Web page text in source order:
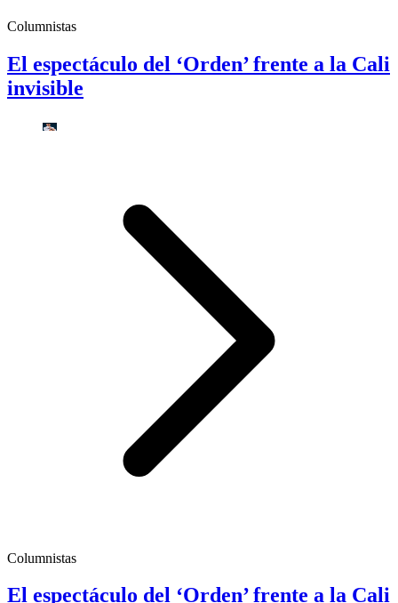
Columnistas
El espectáculo del ‘Orden’ frente a la Cali
invisible
Columnistas
El espectáculo del ‘Orden’ frente a la Cali